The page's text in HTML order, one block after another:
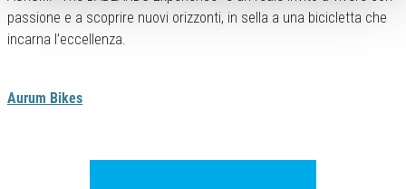
passione e a scoprire nuovi orizzonti, in sella a una bicicletta che
incarna l’eccellenza.
Aurum Bikes